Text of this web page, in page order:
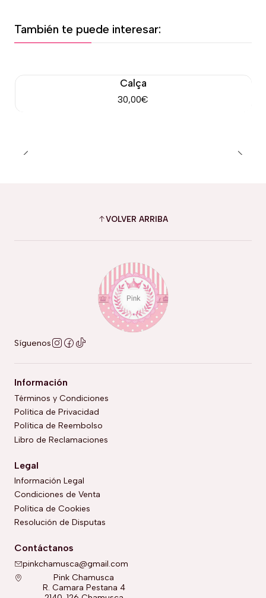
También te puede interesar:
Calça
30,00€
VOLVER ARRIBA
Síguenos
Información
Términos y Condiciones
Política de Privacidad
Política de Reembolso
Libro de Reclamaciones
Legal
Información Legal
Condiciones de Venta
Política de Cookies
Resolución de Disputas
Contáctanos
pinkchamusca@gmail.com
Pink Chamusca
R. Camara Pestana 4